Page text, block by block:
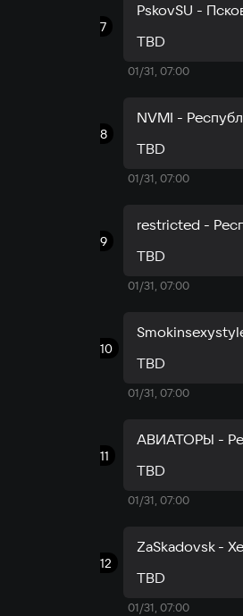
7
TBD
01/31, 07:00
8
TBD
01/31, 07:00
9
TBD
01/31, 07:00
10
TBD
01/31, 07:00
11
TBD
01/31, 07:00
12
TBD
01/31, 07:00